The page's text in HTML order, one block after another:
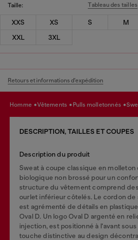
Taille: Tableau des tailles
XXS XS S M
XXL
3XL
Retours et informations d'expédition
homme vêtements pulls molletonnés
DESCRIPTION, TAILLES ET COUPES
Description du produit
Sweat à coupe classique en molleton
biologique non brossé pour un
structure du vêtement comprend
ourlet inférieur côtelés. Le cordon de
est agrémenté de détails en
Oval D. Un logo Oval D argenté en
injection, est positionné à l'avant
touche distinctive au design